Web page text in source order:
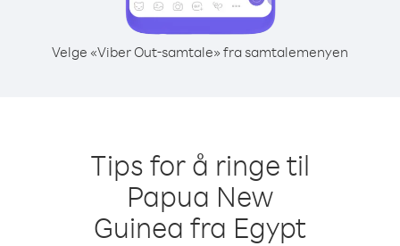
Velge «Viber Out-samtale» fra samtalemenyen
Tips for å ringe til
Papua New
Guinea fra Egypt